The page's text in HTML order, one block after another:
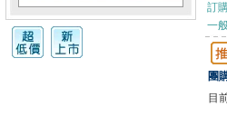
訂
一
團
目